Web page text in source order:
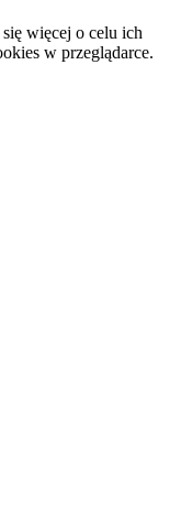
więcej o celu ich
w przeglądarce.